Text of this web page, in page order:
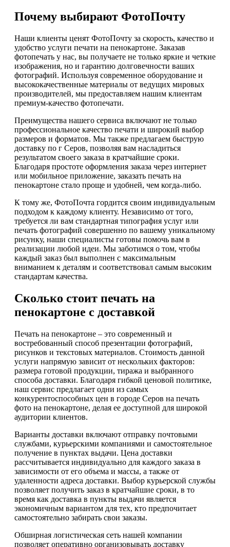
Почему выбирают ФотоПочту
Наши клиенты ценят ФотоПочту за скорость, качество и
удобство услуги печати на пенокартоне. Заказав
фотопечать у нас, вы получаете не только яркие и четкие
изображения, но и гарантию долговечности ваших
фотографий. Используя современное оборудование и
высококачественные материалы от ведущих мировых
производителей, мы предоставляем нашим клиентам
премиум-качество фотопечати.
Преимущества нашего сервиса включают не только
профессиональное качество печати и широкий выбор
размеров и форматов. Мы также предлагаем быструю
доставку по г Серов, позволяя вам насладиться
результатом своего заказа в кратчайшие сроки.
Благодаря простоте оформления заказа через интернет
или мобильное приложение, заказать печать на
пенокартоне стало проще и удобней, чем когда-либо.
К тому же, ФотоПочта гордится своим индивидуальным
подходом к каждому клиенту. Независимо от того,
требуется ли вам стандартная типография услуг или
печать фотографий совершенно по вашему уникальному
рисунку, наши специалисты готовы помочь вам в
реализации любой идеи. Мы заботимся о том, чтобы
каждый заказ был выполнен с максимальным
вниманием к деталям и соответствовал самым высоким
стандартам качества.
Сколько стоит печать на
пенокартоне с доставкой
Печать на пенокартоне – это современный и
востребованный способ презентации фотографий,
рисунков и текстовых материалов. Стоимость данной
услуги напрямую зависит от нескольких факторов:
размера готовой продукции, тиража и выбранного
способа доставки. Благодаря гибкой ценовой политике,
наш сервис предлагает одни из самых
конкурентоспособных цен в городе Серов на печать
фото на пенокартоне, делая ее доступной для широкой
аудитории клиентов.
Варианты доставки включают отправку почтовыми
службами, курьерскими компаниями и самостоятельное
получение в пунктах выдачи. Цена доставки
рассчитывается индивидуально для каждого заказа в
зависимости от его объема и массы, а также от
удаленности адреса доставки. Выбор курьерской службы
позволяет получить заказ в кратчайшие сроки, в то
время как доставка в пункты выдачи является
экономичным вариантом для тех, кто предпочитает
самостоятельно забирать свои заказы.
Обширная логистическая сеть нашей компании
позволяет оперативно организовывать доставку